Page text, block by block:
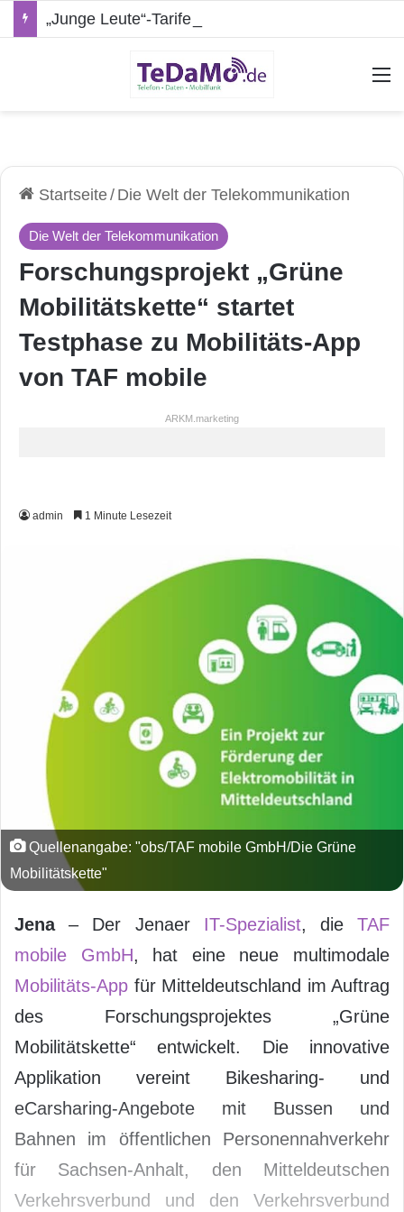
Startseite/ Die Welt der Telekommunikation
Die Welt der Telekommunikation
Forschungsprojekt „Grüne
Mobilitätskette“ startet
Testphase zu Mobilitäts-App
von TAF mobile
ARKM.marketing
admin 1 Minute Lesezeit
Quellenangabe: "obs/TAF mobile GmbH/Die Grüne
Mobilitätskette"
Jena– Der Jenaer IT-Spezialist, dieTAF
mobile GmbH, hat eine neue multimodale
Mobilitäts-App für Mitteldeutschland im Auftrag
des Forschungsprojektes „Grüne
Mobilitätskette“ entwickelt. Die innovative
Applikation vereint Bikesharing- und
eCarsharing-Angebote mit Bussen und
Bahnen im öffentlichen Personennahverkehr
für Sachsen-Anhalt, den Mitteldeutschen
Verkehrsverbund und den Verkehrsverbund